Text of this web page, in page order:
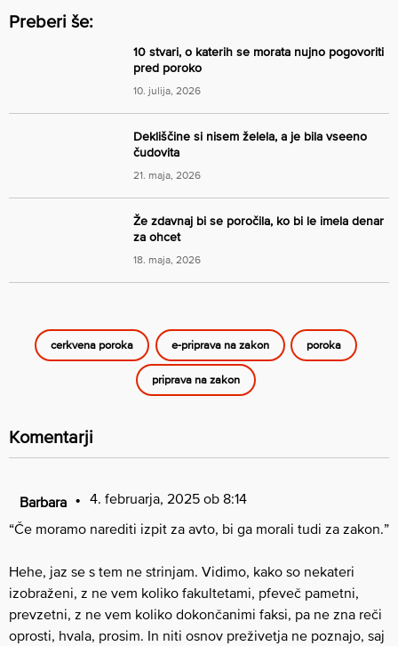
Preberi še:
10 stvari, o katerih se morata nujno pogovoriti
pred poroko
10. julija, 2026
Dekliščine si nisem želela, a je bila vseeno
čudovita
21. maja, 2026
Že zdavnaj bi se poročila, ko bi le imela denar
za ohcet
18. maja, 2026
cerkvena poroka e-priprava na zakon poroka
priprava na zakon
Komentarji
Barbara
4. februarja, 2025 ob 8:14
“Če moramo narediti izpit za avto, bi ga morali tudi za zakon.”
Hehe, jaz se s tem ne strinjam. Vidimo, kako so nekateri
izobraženi, z ne vem koliko fakultetami, pfeveč pametni,
prevzetni, z ne vem koliko dokončanimi faksi, pa ne zna reči
oprosti, hvala, prosim. In niti osnov preživetja ne poznajo, saj